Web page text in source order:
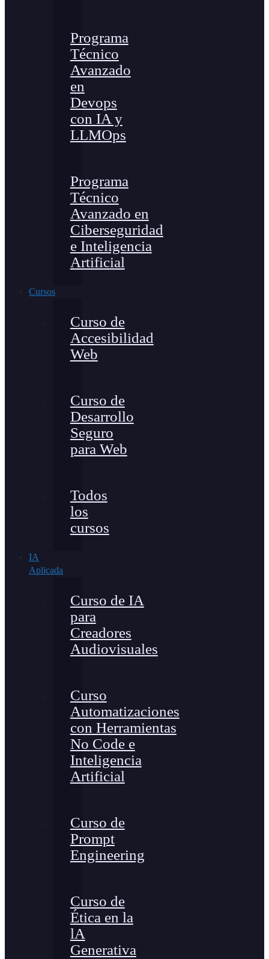
Programa
Técnico
Avanzado
en
Devops
con IA y
LLMOps
Programa
Técnico
Avanzado en
Ciberseguridad
e Inteligencia
Artificial
Cursos
Curso de
Accesibilidad
Web
Curso de
Desarrollo
Seguro
para Web
Todos
los
cursos
IA
Aplicada
Curso de IA
para
Creadores
Audiovisuales
Curso
Automatizaciones
con Herramientas
No Code e
Inteligencia
Artificial
Curso de
Prompt
Engineering
Curso de
Ética en la
lA
Generativa